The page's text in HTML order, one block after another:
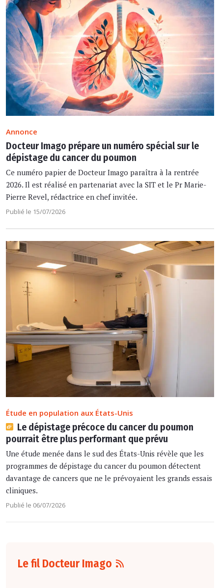
Annonce
Docteur Imago prépare un numéro spécial sur le
dépistage du cancer du poumon
Ce numéro papier de Docteur Imago paraîtra à la rentrée
2026. Il est réalisé en partenariat avec la SIT et le Pr Marie-
Pierre Revel, rédactrice en chef invitée.
Publié le 15/07/2026
Étude en population aux États-Unis
Le dépistage précoce du cancer du poumon
pourrait être plus performant que prévu
Une étude menée dans le sud des États-Unis révèle que les
programmes de dépistage du cancer du poumon détectent
davantage de cancers que ne le prévoyaient les grands essais
cliniques.
Publié le 06/07/2026
Le fil Docteur Imago